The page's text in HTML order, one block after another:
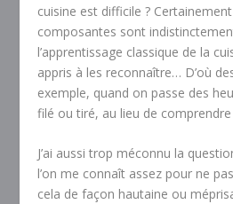
cuisine est difficile ?
composantes sont
l’apprentissage classique de la
appris à les reconnaître… D’où
exemple, quand on passe des
filé ou tiré, au lieu de comprendre
J’ai aussi trop méconnu la
l’on me connaît assez pour ne
cela de façon hautaine ou